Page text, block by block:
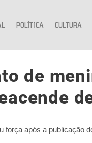
POLÍTICA CULTURA
de
força após a publicação